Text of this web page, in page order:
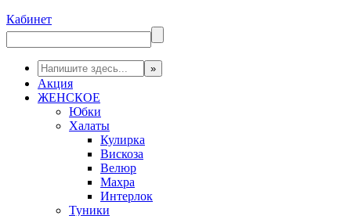
Кабинет
Акция
ЖЕНСКОЕ
Юбки
Халаты
Кулирка
Вискоза
Велюр
Махра
Интерлок
Туники